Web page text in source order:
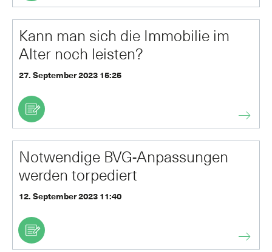
Kann man sich die Immobilie im
Alter noch leisten?
27. September 2023 15:25
Notwendige BVG-Anpassungen
werden torpediert
12. September 2023 11:40